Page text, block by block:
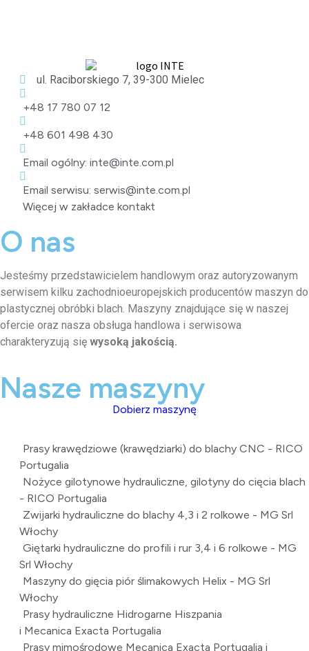
ul. Raciborskiego 7, 39-300 Mielec
+48 17 780 07 12
+48 601 498 430
Email ogólny: inte@inte.com.pl
Email serwisu: serwis@inte.com.pl
Więcej w zakładce kontakt
O nas
Jesteśmy przedstawicielem handlowym oraz autoryzowanym
serwisem kilku zachodnioeuropejskich producentów maszyn do
plastycznej obróbki blach. Maszyny znajdujące się w naszej
ofercie oraz nasza obsługa handlowa i serwisowa
charakteryzują się wysoką jakością.
Nasze maszyny
Dobierz maszynę
Prasy krawędziowe (krawędziarki) do blachy CNC - RICO
Portugalia
Nożyce gilotynowe hydrauliczne, gilotyny do cięcia blach
- RICO Portugalia
Zwijarki hydrauliczne do blachy 4,3 i 2 rolkowe - MG Srl
Włochy
Giętarki hydrauliczne do profili i rur 3,4 i 6 rolkowe - MG
Srl Włochy
Maszyny do gięcia piór ślimakowych Helix - MG Srl
Włochy
Prasy hydrauliczne Hidrogarne Hiszpania
i Mecanica Exacta Portugalia
Prasy mimośrodowe Mecanica Exacta Portugalia i